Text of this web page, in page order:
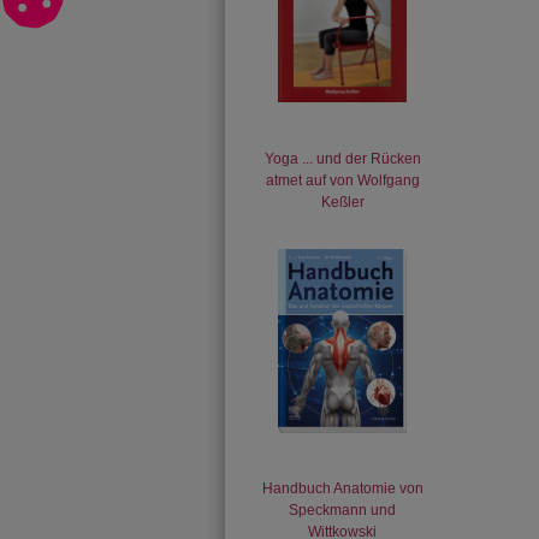
Yoga ... und der Rücken
atmet auf von Wolfgang
Keßler
Handbuch Anatomie von
Speckmann und
Wittkowski